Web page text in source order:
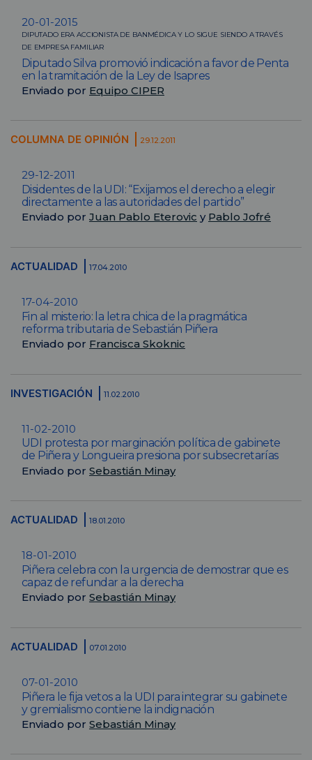
20-01-2015
DIPUTADO ERA ACCIONISTA DE BANMÉDICA Y LO SIGUE SIENDO A TRAVÉS
DE EMPRESA FAMILIAR
Diputado Silva promovió indicación a favor de Penta
en la tramitación de la Ley de Isapres
Enviado por Equipo CIPER
COLUMNA DE OPINIÓN 29.12.2011
29-12-2011
Disidentes de la UDI: “Exijamos el derecho a elegir
directamente a las autoridades del partido”
Enviado por Juan Pablo Eterovic y Pablo Jofré
ACTUALIDAD 17.04.2010
17-04-2010
Fin al misterio: la letra chica de la pragmática
reforma tributaria de Sebastián Piñera
Enviado por Francisca Skoknic
INVESTIGACIÓN 11.02.2010
11-02-2010
UDI protesta por marginación política de gabinete
de Piñera y Longueira presiona por subsecretarías
Enviado por Sebastián Minay
ACTUALIDAD 18.01.2010
18-01-2010
Piñera celebra con la urgencia de demostrar que es
capaz de refundar a la derecha
Enviado por Sebastián Minay
ACTUALIDAD 07.01.2010
07-01-2010
Piñera le fija vetos a la UDI para integrar su gabinete
y gremialismo contiene la indignación
Enviado por Sebastián Minay